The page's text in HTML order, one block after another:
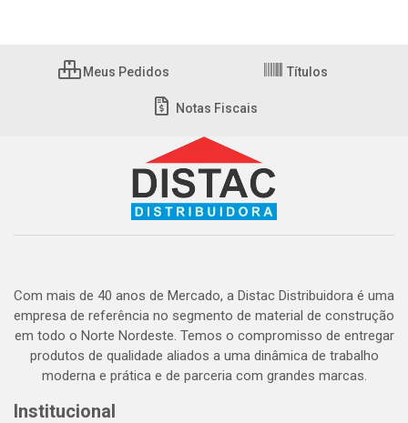
Meus Pedidos Títulos
Notas Fiscais
Com mais de 40 anos de Mercado, a Distac Distribuidora é uma
empresa de referência no segmento de material de construção
em todo o Norte Nordeste. Temos o compromisso de entregar
produtos de qualidade aliados a uma dinâmica de trabalho
moderna e prática e de parceria com grandes marcas.
Institucional